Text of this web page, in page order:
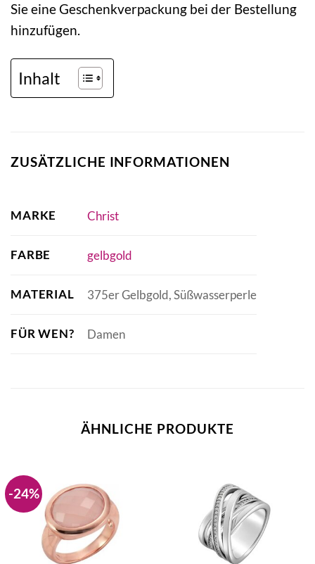
Sie eine Geschenkverpackung bei der Bestellung
hinzufügen.
Inhalt
ZUSÄTZLICHE INFORMATIONEN
MARKE Christ
FARBE gelbgold
MATERIAL 375er Gelbgold, Süßwasserperle
FÜR WEN? Damen
ÄHNLICHE PRODUKTE
-24%